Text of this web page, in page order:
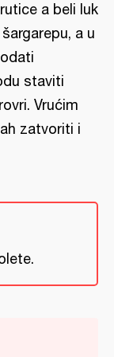
a beli luk
a u
staviti
Vrućim
zatvoriti i